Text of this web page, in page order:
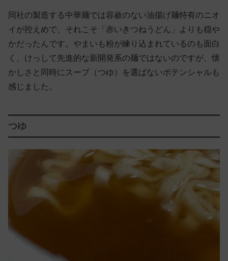
同社の製造する中華麺では容赦のない油揚げ麺特有のニオ
イが控えめで、それこそ「赤いきつねうどん」よりも穏や
かだったんです。やまいも粉が練り込まれているのも面白
く、けっして先進的な新開発系の麺ではないのですが、懐
かしさと同時にスープ（つゆ）を選ばないポテンシャルも
感じました。
つゆ